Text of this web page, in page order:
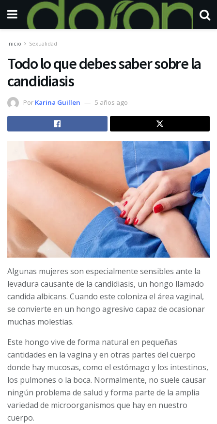
Inicio Sexualidad
Todo lo que debes saber sobre la
candidiasis
Por Karina Guillen 5 años ago
Algunas mujeres son especialmente sensibles ante la
levadura causante de la candidiasis, un hongo llamado
candida albicans. Cuando este coloniza el área vaginal,
se convierte en un hongo agresivo capaz de ocasionar
muchas molestias.
Este hongo vive de forma natural en pequeñas
cantidades en la vagina y en otras partes del cuerpo
donde hay mucosas, como el estómago y los intestinos,
los pulmones o la boca. Normalmente, no suele causar
ningún problema de salud y forma parte de la amplia
variedad de microorganismos que hay en nuestro
cuerpo.